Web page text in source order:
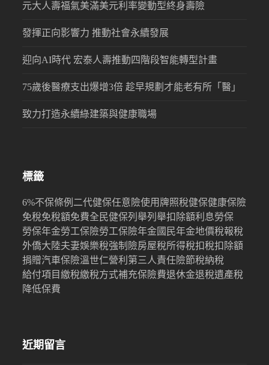
元大人壽福氣美滿美元利率變動型終身壽險
發揮正向影響力 推動社會永續發展
迎向AI時代 宏泰人壽推動四階段智能轉型計畫
75歲後醫療支出爆增3倍 趁早規劃才能老有所「醫」
致力打造永續綠建築與健康職場
標籤
6%不保條例 二代健保任意險使用牌照稅健保健康保險
免稅免稅額免費全民健保列舉列舉扣除額利息勞保
勞保年金勞工保險勞工保險年金國民年金地價稅報稅
外僑大陸夫妻娛樂稅強制險房屋稅所得稅扣稅扣除額
捐贈汽車保險溫世仁營利 第三人責任險節稅納稅
給付項目繳稅繳稅方式補充保險費退休金退稅遺產稅
降低保費
近期留言